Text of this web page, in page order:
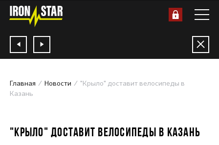
Главная Новости
"Крыло" доставит велосипеды в
Казань
"КРЫЛО" ДОСТАВИТ ВЕЛОСИПЕДЫ В КАЗАНЬ